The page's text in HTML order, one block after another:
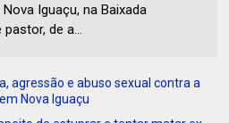
Iguaçu, na Baixada
pastor, de a...
agressão e abuso sexual contra a
Nova Iguaçu